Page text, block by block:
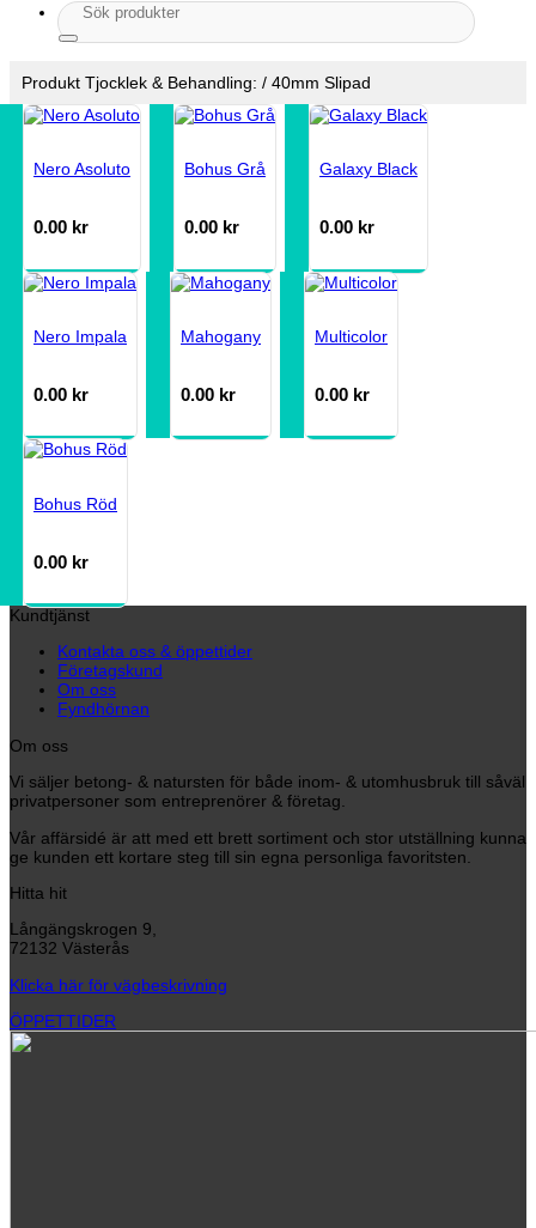
Sök
efter:
Produkt Tjocklek & Behandling: / 40mm Slipad
Nero Asoluto
0.00 kr
Bohus Grå
0.00 kr
Galaxy Black
0.00 kr
Nero Impala
0.00 kr
Mahogany
0.00 kr
Multicolor
0.00 kr
Bohus Röd
0.00 kr
Kundtjänst
Kontakta oss & öppettider
Företagskund
Om oss
Fyndhörnan
Om oss
Vi säljer betong- & natursten för både inom- & utomhusbruk till såväl
privatpersoner som entreprenörer & företag.
Vår affärsidé är att med ett brett sortiment och stor utställning kunna
ge kunden ett kortare steg till sin egna personliga favoritsten.
Hitta hit
Långängskrogen 9,
72132 Västerås
Klicka här för vägbeskrivning
ÖPPETTIDER